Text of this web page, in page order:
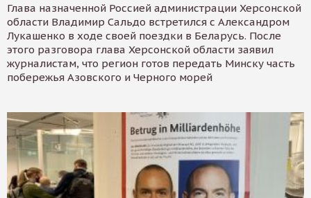
Глава назначенной Россией администрации Херсонской
области Владимир Сальдо встретился с Александром
Лукашенко в ходе своей поездки в Беларусь. После
этого разговора глава Херсонской области заявил
журналистам, что регион готов передать Минску часть
побережья Азовского и Черного морей